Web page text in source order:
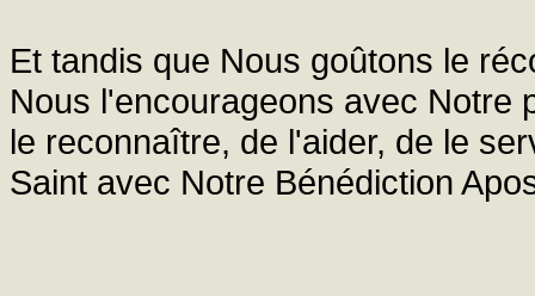
Et tandis que Nous goûtons le
Nous l'encourageons avec Notre
le reconnaître, de l'aider, de le
Saint avec Notre Bénédiction